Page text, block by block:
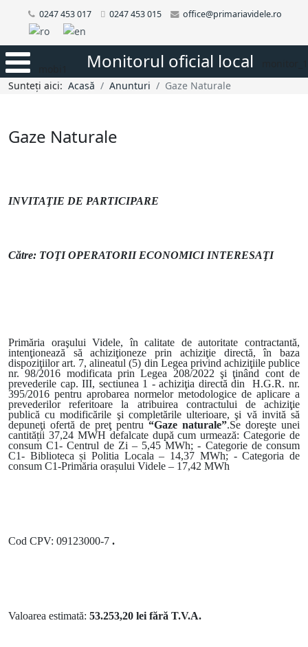
0247 453 017 0247 453 015 office@primariavidele.ro
Monitorul oficial local
Sunteți aici: Acasă Anunturi Gaze Naturale
Gaze Naturale
INVITAŢIE DE PARTICIPARE
Către: TOŢI OPERATORII ECONOMICI INTERESAŢI
Primăria oraşului Videle, în calitate de autoritate contractantă,
intenţionează să achiziţioneze prin achiziţie directă, în baza
dispoziţiilor art. 7, alineatul (5) din Legea privind achiziţiile publice
nr. 98/2016 modificata prin Legea 208/2022 şi ţinând cont de
prevederile cap. III, sectiunea 1 - achiziţia directă din H.G.R. nr.
395/2016 pentru aprobarea normelor metodologice de aplicare a
prevederilor referitoare la atribuirea contractului de achiziţie
publică cu modificările şi completările ulterioare, şi vă invită să
depuneţi ofertă de preţ pentru “Gaze naturale”.Se doreşte unei
cantității 37,24 MWH defalcate după cum urmează: Categorie de
consum C1- Centrul de Zi – 5,45 MWh;- Categorie de consum
C1- Biblioteca și Politia Locala – 14,37 MWh; - Categoria de
consum C1-Primăria orașului Videle – 17,42 MWh
Cod CPV: 09123000-7 .
Valoarea estimată: 53.253,20 lei fără T.V.A.